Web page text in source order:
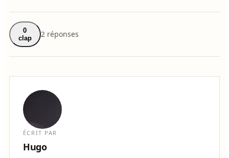
0
clap
2 réponses
ÉCRIT PAR
Hugo